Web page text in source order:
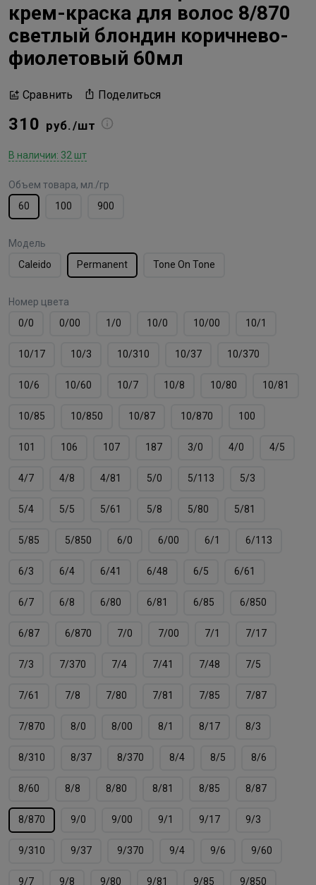
крем-краска для волос 8/870
светлый блондин коричнево-
фиолетовый 60мл
Сравнить Поделиться
310 руб./шт
В наличии: 32 шт
Объем товара, мл./гр
60
100 900
Модель
Caleido
Permanent Tone On Tone
Номер цвета
0/0
0/00 1/0 10/0 10/00 10/1
10/17 10/3 10/310 10/37 10/370
10/6 10/60 10/7 10/8 10/80 10/81
10/85 10/850 10/87 10/870 100
101 106 107 187 3/0 4/0 4/5
4/7 4/8 4/81 5/0 5/113 5/3
5/4 5/5 5/61 5/8 5/80 5/81
5/85 5/850 6/0 6/00 6/1 6/113
6/3 6/4 6/41 6/48 6/5 6/61
6/7 6/8 6/80 6/81 6/85 6/850
6/87 6/870 7/0 7/00 7/1 7/17
7/3 7/370 7/4 7/41 7/48 7/5
7/61 7/8 7/80 7/81 7/85 7/87
7/870 8/0 8/00 8/1 8/17 8/3
8/310 8/37 8/370 8/4 8/5 8/6
8/60 8/8 8/80 8/81 8/85 8/87
8/870 9/0 9/00 9/1 9/17 9/3
9/310 9/37 9/370 9/4 9/6 9/60
9/7 9/8 9/80 9/81 9/85 9/850